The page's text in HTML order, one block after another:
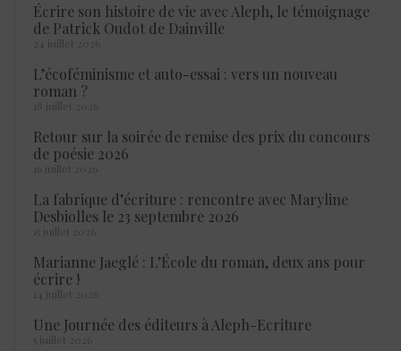
Écrire son histoire de vie avec Aleph, le témoignage
de Patrick Oudot de Dainville
24 juillet 2026
L’écoféminisme et auto-essai : vers un nouveau
roman ?
18 juillet 2026
Retour sur la soirée de remise des prix du concours
de poésie 2026
16 juillet 2026
La fabrique d’écriture : rencontre avec Maryline
Desbiolles le 23 septembre 2026
15 juillet 2026
Marianne Jaeglé : L’École du roman, deux ans pour
écrire !
14 juillet 2026
Une Journée des éditeurs à Aleph-Ecriture
5 juillet 2026